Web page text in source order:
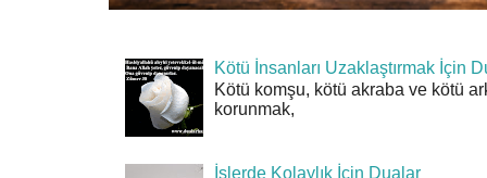
Kötü İnsanları Uzaklaştırmak İçin
Kötü komşu, kötü akraba ve kötü
korunmak,
İşlerde Kolaylık İçin Dualar